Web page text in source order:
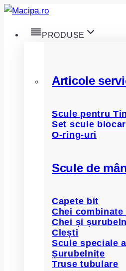
Skip
content
PRODUSE
Articole
Scule pentru
Set scule
O-ring-uri
Scule de
Capete bit
Chei
Chei și
Clești
Scule speciale
Șurubelnițe
Truse tubulare